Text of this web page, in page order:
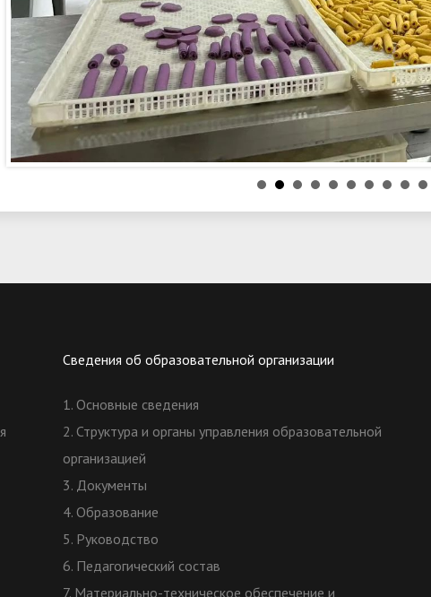
Сведения об образовательной организации
1. Основные сведения
2. Структура и органы управления образовательной
организацией
3. Документы
4. Образование
5. Руководство
6. Педагогический состав
7. Материально-техническое обеспечение и